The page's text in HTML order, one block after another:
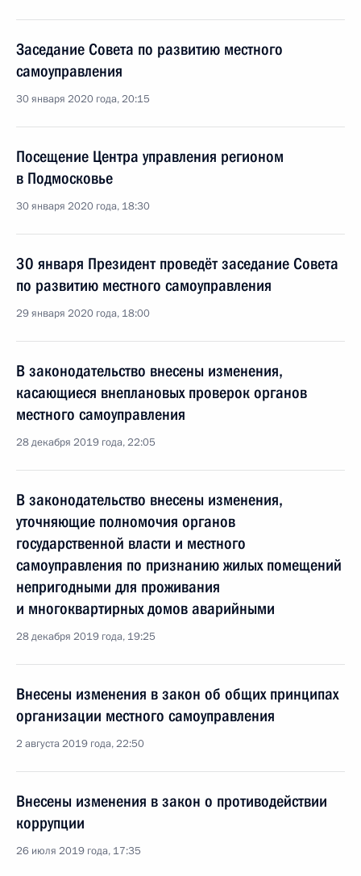
Заседание Совета по развитию местного
самоуправления
30 января 2020 года, 20:15
Посещение Центра управления регионом
в Подмосковье
30 января 2020 года, 18:30
30 января Президент проведёт заседание Совета
по развитию местного самоуправления
29 января 2020 года, 18:00
В законодательство внесены изменения,
касающиеся внеплановых проверок органов
местного самоуправления
28 декабря 2019 года, 22:05
В законодательство внесены изменения,
уточняющие полномочия органов
государственной власти и местного
самоуправления по признанию жилых помещений
непригодными для проживания
и многоквартирных домов аварийными
28 декабря 2019 года, 19:25
Внесены изменения в закон об общих принципах
организации местного самоуправления
2 августа 2019 года, 22:50
Внесены изменения в закон о противодействии
коррупции
26 июля 2019 года, 17:35